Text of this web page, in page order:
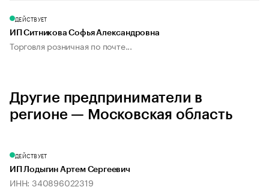
ДЕЙСТВУЕТ
ИП Ситникова Софья Александровна
Торговля розничная по почте...
Другие предприниматели в
регионе — Московская область
ДЕЙСТВУЕТ
ИП Лодыгин Артем Сергеевич
ИНН: 340896022319